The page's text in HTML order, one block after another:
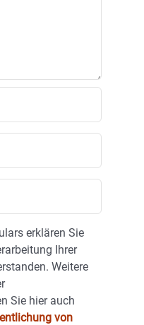
erklären Sie
Ihrer
Weitere
Sie hier auch
von